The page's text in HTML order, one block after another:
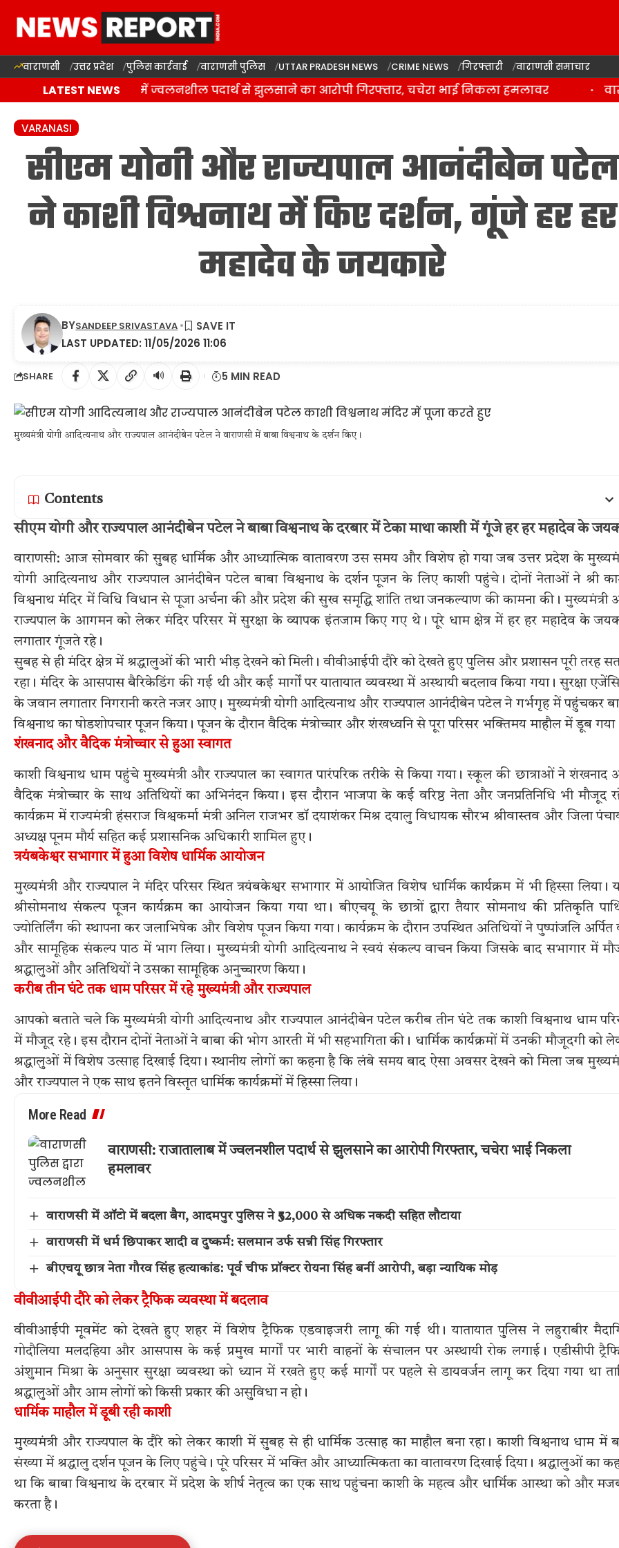
वाराणसी उत्तर प्रदेश पुलिस कार्रवाई वाराणसी पुलिस UTTAR PRADESH NEWS CRIME NEWS गिरफ्तारी वाराणसी समाचार
LATEST NEWS
वाराणसी: राजातालाब में ज्वलनशील पदार्थ से झुलसाने का आरोपी गिरफ्तार, चचेरा भाई निकला हमलावर
VARANASI
सीएम योगी और राज्यपाल आनंदीबेन पटेल
ने काशी विश्वनाथ में किए दर्शन, गूंजे हर हर
महादेव के जयकारे
LAST UPDATED: 11/05/2026 11:06
BYSANDEEP SRIVASTAVA
SHARE 🔊 5 MIN READ
मुख्यमंत्री योगी आदित्यनाथ और राज्यपाल आनंदीबेन पटेल ने वाराणसी में बाबा विश्वनाथ के दर्शन किए।
Contents
सीएम योगी और राज्यपाल आनंदीबेन पटेल ने बाबा विश्वनाथ के दरबार में टेका माथा काशी में गूंजे हर हर महादेव के
वाराणसी: आज सोमवार की सुबह धार्मिक और आध्यात्मिक वातावरण उस समय और विशेष हो गया जब उत्तर प्रदेश के
योगी आदित्यनाथ और राज्यपाल आनंदीबेन पटेल बाबा विश्वनाथ के दर्शन पूजन के लिए काशी पहुंचे। दोनों नेताओं ने श्री
विश्वनाथ मंदिर में विधि विधान से पूजा अर्चना की और प्रदेश की सुख समृद्धि शांति तथा जनकल्याण की कामना की। मुख्यमंत्री
राज्यपाल के आगमन को लेकर मंदिर परिसर में सुरक्षा के व्यापक इंतजाम किए गए थे। पूरे धाम क्षेत्र में हर हर महादेव के
लगातार गूंजते रहे।
सुबह से ही मंदिर क्षेत्र में श्रद्धालुओं की भारी भीड़ देखने को मिली। वीवीआईपी दौरे को देखते हुए पुलिस और प्रशासन पूरी तरह
रहा। मंदिर के आसपास बैरिकेडिंग की गई थी और कई मार्गों पर यातायात व्यवस्था में अस्थायी बदलाव किया गया। सुरक्षा
के जवान लगातार निगरानी करते नजर आए। मुख्यमंत्री योगी आदित्यनाथ और राज्यपाल आनंदीबेन पटेल ने गर्भगृह में पहुंचकर
विश्वनाथ का षोडशोपचार पूजन किया। पूजन के दौरान वैदिक मंत्रोच्चार और शंखध्वनि से पूरा परिसर भक्तिमय माहौल में डूब
शंखनाद और वैदिक मंत्रोच्चार से हुआ स्वागत
काशी विश्वनाथ धाम पहुंचे मुख्यमंत्री और राज्यपाल का स्वागत पारंपरिक तरीके से किया गया। स्कूल की छात्राओं ने शंखनाद
वैदिक मंत्रोच्चार के साथ अतिथियों का अभिनंदन किया। इस दौरान भाजपा के कई वरिष्ठ नेता और जनप्रतिनिधि भी मौजूद
कार्यक्रम में राज्यमंत्री हंसराज विश्वकर्मा मंत्री अनिल राजभर डॉ दयाशंकर मिश्र दयालु विधायक सौरभ श्रीवास्तव और जिला
अध्यक्ष पूनम मौर्य सहित कई प्रशासनिक अधिकारी शामिल हुए।
त्रयंबकेश्वर सभागार में हुआ विशेष धार्मिक आयोजन
मुख्यमंत्री और राज्यपाल ने मंदिर परिसर स्थित त्रयंबकेश्वर सभागार में आयोजित विशेष धार्मिक कार्यक्रम में भी हिस्सा लिया।
श्रीसोमनाथ संकल्प पूजन कार्यक्रम का आयोजन किया गया था। बीएचयू के छात्रों द्वारा तैयार सोमनाथ की प्रतिकृति
ज्योतिर्लिंग की स्थापना कर जलाभिषेक और विशेष पूजन किया गया। कार्यक्रम के दौरान उपस्थित अतिथियों ने पुष्पांजलि अर्पित
और सामूहिक संकल्प पाठ में भाग लिया। मुख्यमंत्री योगी आदित्यनाथ ने स्वयं संकल्प वाचन किया जिसके बाद सभागार में
श्रद्धालुओं और अतिथियों ने उसका सामूहिक अनुच्चारण किया।
करीब तीन घंटे तक धाम परिसर में रहे मुख्यमंत्री और राज्यपाल
आपको बताते चले कि मुख्यमंत्री योगी आदित्यनाथ और राज्यपाल आनंदीबेन पटेल करीब तीन घंटे तक काशी विश्वनाथ धाम
में मौजूद रहे। इस दौरान दोनों नेताओं ने बाबा की भोग आरती में भी सहभागिता की। धार्मिक कार्यक्रमों में उनकी मौजूदगी को
श्रद्धालुओं में विशेष उत्साह दिखाई दिया। स्थानीय लोगों का कहना है कि लंबे समय बाद ऐसा अवसर देखने को मिला जब
और राज्यपाल ने एक साथ इतने विस्तृत धार्मिक कार्यक्रमों में हिस्सा लिया।
More Read
वाराणसी: राजातालाब में ज्वलनशील पदार्थ से झुलसाने का आरोपी गिरफ्तार, चचेरा भाई निकला
हमलावर
वाराणसी में ऑटो में बदला बैग, आदमपुर पुलिस ने ₹52,000 से अधिक नकदी सहित लौटाया
वाराणसी में धर्म छिपाकर शादी व दुष्कर्म: सलमान उर्फ सन्नी सिंह गिरफ्तार
बीएचयू छात्र नेता गौरव सिंह हत्याकांड: पूर्व चीफ प्रॉक्टर रोयना सिंह बनीं आरोपी, बड़ा न्यायिक मोड़
वीवीआईपी दौरे को लेकर ट्रैफिक व्यवस्था में बदलाव
वीवीआईपी मूवमेंट को देखते हुए शहर में विशेष ट्रैफिक एडवाइजरी लागू की गई थी। यातायात पुलिस ने लहुराबीर
गोदौलिया मलदहिया और आसपास के कई प्रमुख मार्गों पर भारी वाहनों के संचालन पर अस्थायी रोक लगाई। एडीसीपी
अंशुमान मिश्रा के अनुसार सुरक्षा व्यवस्था को ध्यान में रखते हुए कई मार्गों पर पहले से डायवर्जन लागू कर दिया गया था
श्रद्धालुओं और आम लोगों को किसी प्रकार की असुविधा न हो।
धार्मिक माहौल में डूबी रही काशी
मुख्यमंत्री और राज्यपाल के दौरे को लेकर काशी में सुबह से ही धार्मिक उत्साह का माहौल बना रहा। काशी विश्वनाथ धाम में
संख्या में श्रद्धालु दर्शन पूजन के लिए पहुंचे। पूरे परिसर में भक्ति और आध्यात्मिकता का वातावरण दिखाई दिया। श्रद्धालुओं का
था कि बाबा विश्वनाथ के दरबार में प्रदेश के शीर्ष नेतृत्व का एक साथ पहुंचना काशी के महत्व और धार्मिक आस्था को और
करता है।